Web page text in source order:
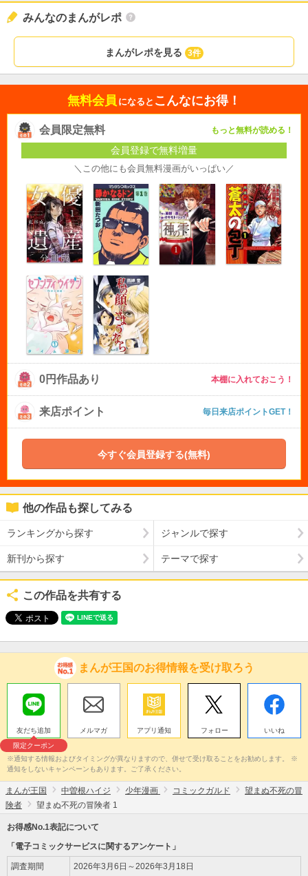
みんなのまんがレポ
まんがレポを見る 3件
無料会員 になると こんなにお得！
会員限定無料 もっと無料が読める！
会員登録で無料増量
＼この他にも会員無料漫画がいっぱい／
0円作品あり 本棚に入れておこう！
来店ポイント 毎日来店ポイントGET！
今すぐ会員登録する(無料)
他の作品も探してみる
ランキングから探す ジャンルで探す
新刊から探す テーマで探す
この作品を共有する
まんが王国のお得情報を受け取ろう
友だち追加
限定クーポン
メルマガ アプリ通知 フォロー いいね
※通知する情報およびタイミングが異なりますので、併せて受け取ることをお勧めします。 ※
通知をしないキャンペーンもあります。ご了承ください。
まんが王国 中曽根ハイジ 少年漫画 コミックガルド
望まぬ不死の冒
険者
望まぬ不死の冒険者 1
お得感No.1表記について
「電子コミックサービスに関するアンケート」
調査期間 2026年3月6日～2026年3月18日